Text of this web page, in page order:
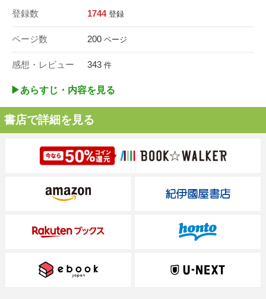
登録数 1744 登録
ページ数 200 ページ
感想・レビュー 343 件
▶︎あらすじ・内容を見る
書店で詳細を見る